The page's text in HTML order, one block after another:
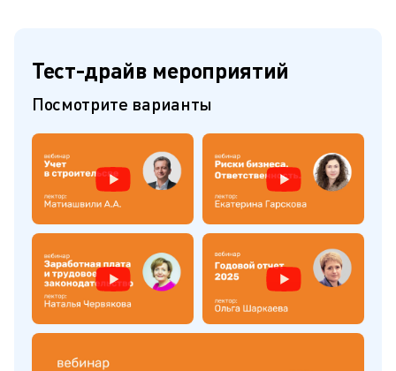
Тест-драйв мероприятий
Посмотрите варианты